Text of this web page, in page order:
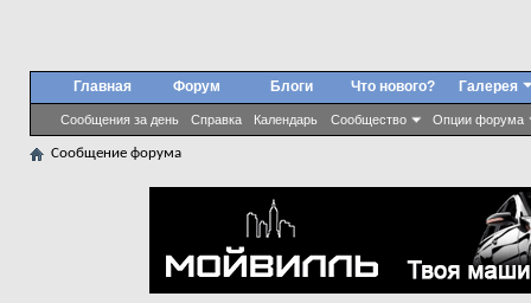
Главная Форум
Сообщения за день Справка Календарь Сообщество Опции форума
Блоги Что нового? Галерея
Сообщение форума